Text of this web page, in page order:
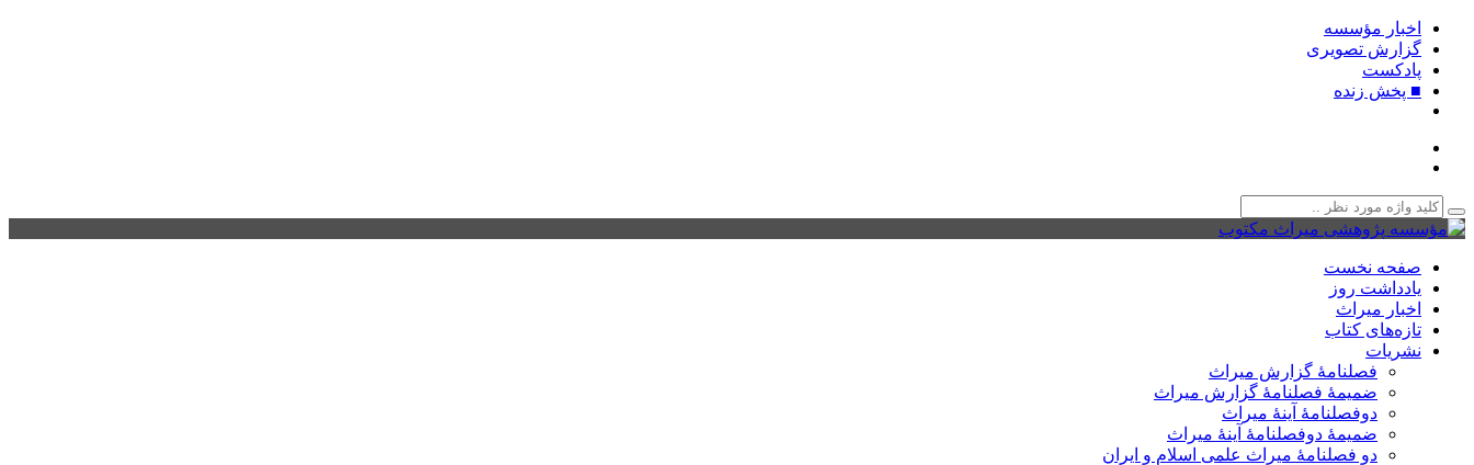
اخبار مؤسسه
گزارش تصویری
پادکست‌
■ پخش زنده
صفحه نخست
یادداشت روز
اخبار میراث
تازه‌های کتاب
نشریات
فصلنامۀ گزارش میراث
ضمیمۀ فصلنامۀ گزارش میراث
دوفصلنامۀ آینۀ میراث
ضمیمۀ دوفصلنامۀ آینۀ میراث
دو فصلنامۀ میراث علمی اسلام و ایران